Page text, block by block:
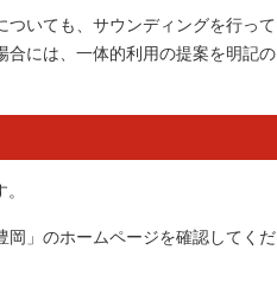
いても、サウンディングを行って
合には、一体的利用の提案を明記の
」のホームページを確認してくだ